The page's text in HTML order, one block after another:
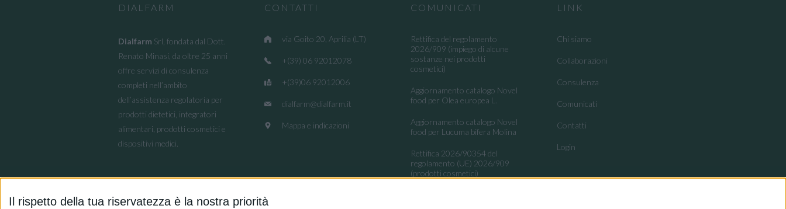
Il rispetto della tua riservatezza è la nostra priorità
DIALFARM
Dialfarm Srl, fondata dal Dott.
Renato Minasi, da oltre 25 anni
offre servizi di consulenza
completi nell’ambito
dell’assistenza regolatoria per
prodotti dietetici, integratori
alimentari, prodotti cosmetici e
dispositivi medici.
CONTATTI
via Goito 20, Aprilia (LT)
+(39) 06 92012078
+(39)06 92012006
dialfarm@dialfarm.it
Mappa e indicazioni
COMUNICATI
Rettifica del regolamento
2026/909 (impiego di alcune
sostanze nei prodotti
cosmetici)
Aggiornamento catalogo Novel
food per Olea europea L.
Aggiornamento catalogo Novel
food per Lucuma bifera Molina
Rettifica 2026/90354 del
regolamento (UE) 2026/909
(prodotti cosmetici)
LINK
Chi siamo
Collaborazioni
Consulenza
Comunicati
Contatti
Login